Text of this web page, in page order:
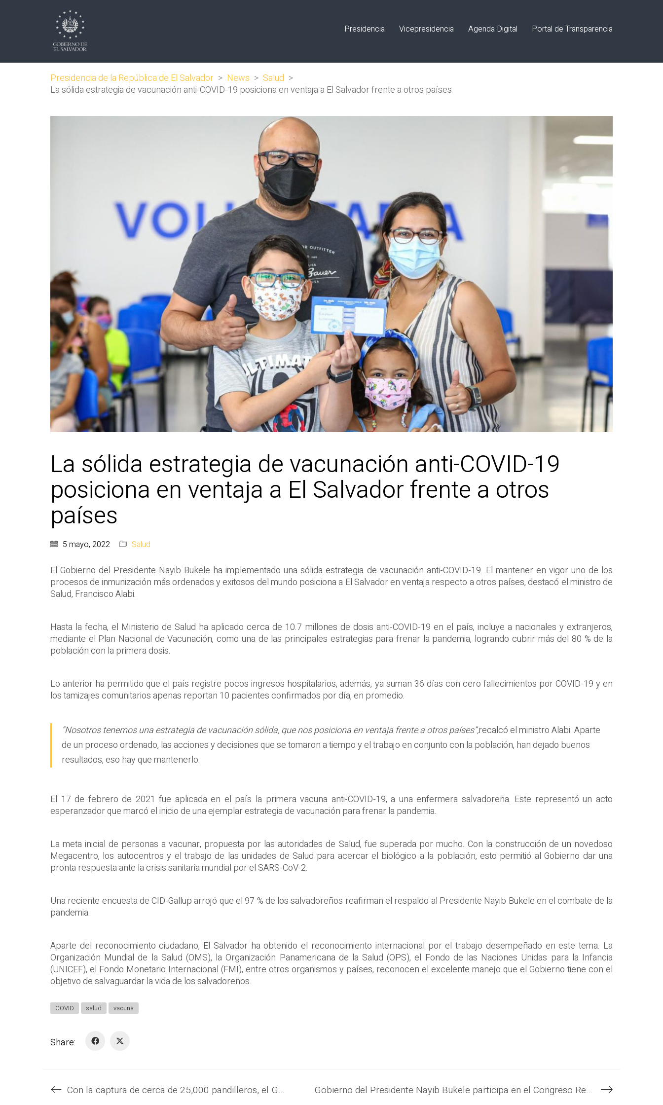
Presidencia Vicepresidencia Agenda Digital Portal de Transparencia
Presidencia de la República de El Salvador > News > Salud >
La sólida estrategia de vacunación anti-COVID-19 posiciona en ventaja a El Salvador frente a otros países
La sólida estrategia de vacunación anti-COVID-19
posiciona en ventaja a El Salvador frente a otros
países
5 mayo, 2022 Salud
El Gobierno del Presidente Nayib Bukele ha implementado una sólida estrategia de vacunación anti-COVID-19. El mantener en vigor uno de los
procesos de inmunización más ordenados y exitosos del mundo posiciona a El Salvador en ventaja respecto a otros países, destacó el ministro de
Salud, Francisco Alabi.
Hasta la fecha, el Ministerio de Salud ha aplicado cerca de 10.7 millones de dosis anti-COVID-19 en el país, incluye a nacionales y extranjeros,
mediante el Plan Nacional de Vacunación, como una de las principales estrategias para frenar la pandemia, logrando cubrir más del 80 % de la
población con la primera dosis.
Lo anterior ha permitido que el país registre pocos ingresos hospitalarios, además, ya suman 36 días con cero fallecimientos por COVID-19 y en
los tamizajes comunitarios apenas reportan 10 pacientes confirmados por día, en promedio.
“Nosotros tenemos una estrategia de vacunación sólida, que nos posiciona en ventaja frente a otros países”,recalcó el ministro Alabi. Aparte
de un proceso ordenado, las acciones y decisiones que se tomaron a tiempo y el trabajo en conjunto con la población, han dejado buenos
resultados, eso hay que mantenerlo.
El 17 de febrero de 2021 fue aplicada en el país la primera vacuna anti-COVID-19, a una enfermera salvadoreña. Este representó un acto
esperanzador que marcó el inicio de una ejemplar estrategia de vacunación para frenar la pandemia.
La meta inicial de personas a vacunar, propuesta por las autoridades de Salud, fue superada por mucho. Con la construcción de un novedoso
Megacentro, los autocentros y el trabajo de las unidades de Salud para acercar el biológico a la población, esto permitió al Gobierno dar una
pronta respuesta ante la crisis sanitaria mundial por el SARS-CoV-2.
Una reciente encuesta de CID-Gallup arrojó que el 97 % de los salvadoreños reafirman el respaldo al Presidente Nayib Bukele en el combate de la
pandemia.
Aparte del reconocimiento ciudadano, El Salvador ha obtenido el reconocimiento internacional por el trabajo desempeñado en este tema. La
Organización Mundial de la Salud (OMS), la Organización Panamericana de la Salud (OPS), el Fondo de las Naciones Unidas para la Infancia
(UNICEF), el Fondo Monetario Internacional (FMI), entre otros organismos y países, reconocen el excelente manejo que el Gobierno tiene con el
objetivo de salvaguardar la vida de los salvadoreños.
COVID salud vacuna
Share:
Con la captura de cerca de 25,000 pandilleros, el Gobierno logra histórica baja en delitos de alto impacto Gobierno del Presidente Nayib Bukele participa en el Congreso Regional de Sostenibilidad enfocado en la preservación y retos hídricos